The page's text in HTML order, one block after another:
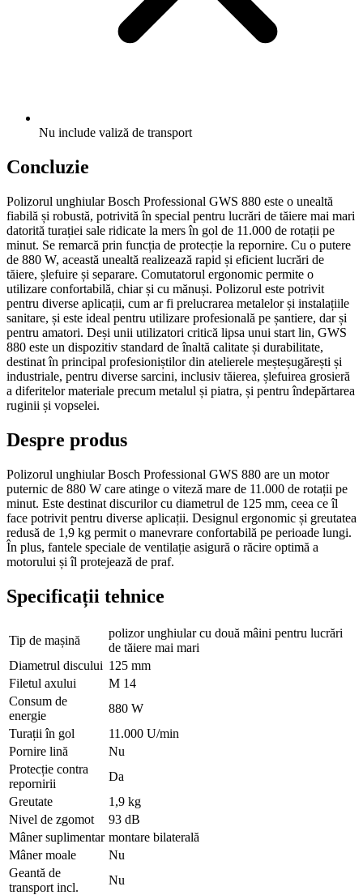
Nu include valiză de transport
Concluzie
Polizorul unghiular Bosch Professional GWS 880 este o unealtă
fiabilă și robustă, potrivită în special pentru lucrări de tăiere mai mari
datorită turației sale ridicate la mers în gol de 11.000 de rotații pe
minut. Se remarcă prin funcția de protecție la repornire. Cu o putere
de 880 W, această unealtă realizează rapid și eficient lucrări de
tăiere, șlefuire și separare. Comutatorul ergonomic permite o
utilizare confortabilă, chiar și cu mănuși. Polizorul este potrivit
pentru diverse aplicații, cum ar fi prelucrarea metalelor și instalațiile
sanitare, și este ideal pentru utilizare profesională pe șantiere, dar și
pentru amatori. Deși unii utilizatori critică lipsa unui start lin, GWS
880 este un dispozitiv standard de înaltă calitate și durabilitate,
destinat în principal profesioniștilor din atelierele meșteșugărești și
industriale, pentru diverse sarcini, inclusiv tăierea, șlefuirea grosieră
a diferitelor materiale precum metalul și piatra, și pentru îndepărtarea
ruginii și vopselei.
Despre produs
Polizorul unghiular Bosch Professional GWS 880 are un motor
puternic de 880 W care atinge o viteză mare de 11.000 de rotații pe
minut. Este destinat discurilor cu diametrul de 125 mm, ceea ce îl
face potrivit pentru diverse aplicații. Designul ergonomic și greutatea
redusă de 1,9 kg permit o manevrare confortabilă pe perioade lungi.
În plus, fantele speciale de ventilație asigură o răcire optimă a
motorului și îl protejează de praf.
Specificații tehnice
Tip de mașină
polizor unghiular cu două mâini pentru lucrări
de tăiere mai mari
Diametrul discului 125 mm
Filetul axului
M 14
Consum de
energie
880 W
Turații în gol
11.000 U/min
Pornire lină
Nu
Protecție contra
repornirii
Da
Greutate
1,9 kg
Nivel de zgomot
93 dB
Mâner suplimentar montare bilaterală
Mâner moale
Nu
Geantă de
transport incl.
Nu